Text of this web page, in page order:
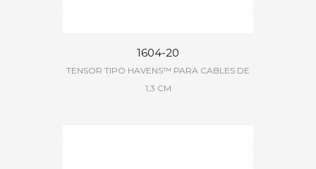
1604-20
TENSOR TIPO HAVENS™ PARA CABLES DE
1,3 CM